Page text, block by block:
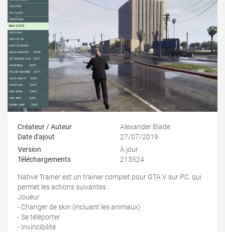
Créateur / Auteur
Alexander Blade
Date d'ajout
27/07/2019
Version
À jour
Téléchargements
213524
Native Trainer est un trainer complet pour GTA V sur PC, qui
permet les actions suivantes :
Joueur
- Changer de skin (incluant les animaux)
- Se téléporter
- Invincibilité